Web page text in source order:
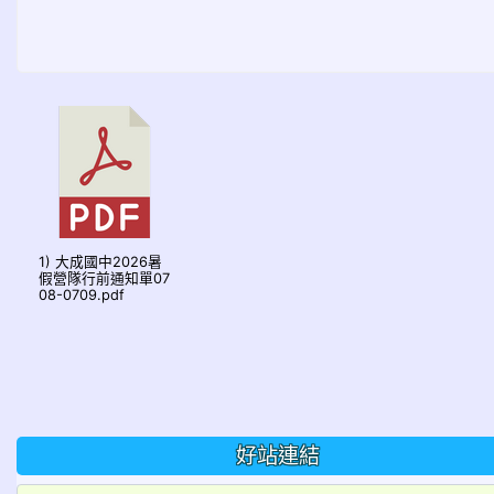
1) 大成國中2026暑
假營隊行前通知單07
08-0709.pdf
好站連結